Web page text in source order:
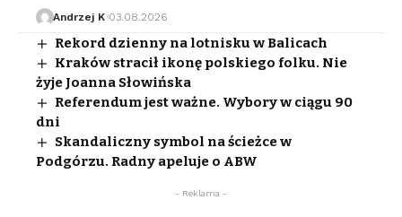
Andrzej K 03.08.2026
Rekord dzienny na lotnisku w Balicach
Kraków stracił ikonę polskiego folku. Nie
żyje Joanna Słowińska
Referendum jest ważne. Wybory w ciągu 90
dni
Skandaliczny symbol na ścieżce w
Podgórzu. Radny apeluje o ABW
- Reklama -